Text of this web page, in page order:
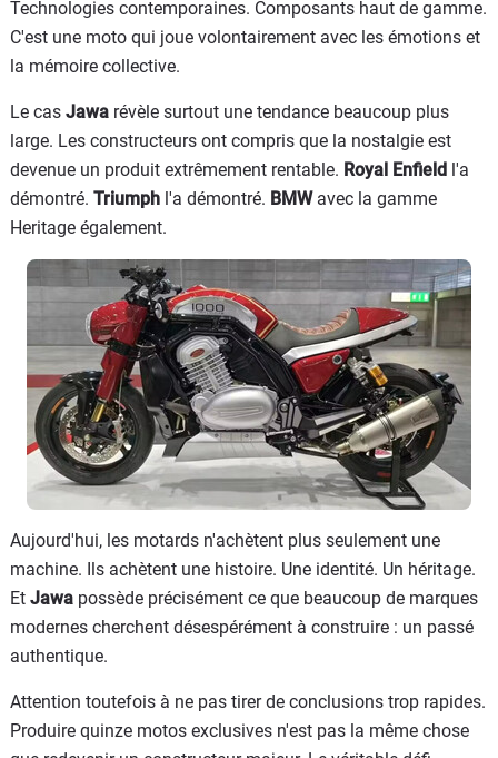
Technologies contemporaines. Composants haut de gamme.
C'est une moto qui joue volontairement avec les émotions et
la mémoire collective.
Le cas Jawa révèle surtout une tendance beaucoup plus
large. Les constructeurs ont compris que la nostalgie est
devenue un produit extrêmement rentable. Royal Enfield l'a
démontré. Triumph l'a démontré. BMWavec la gamme
Heritage également.
Aujourd'hui, les motards n'achètent plus seulement une
machine. Ils achètent une histoire. Une identité. Un héritage.
Et Jawa possède précisément ce que beaucoup de marques
modernes cherchent désespérément à construire : un passé
authentique.
Attention toutefois à ne pas tirer de conclusions trop rapides.
Produire quinze motos exclusives n'est pas la même chose